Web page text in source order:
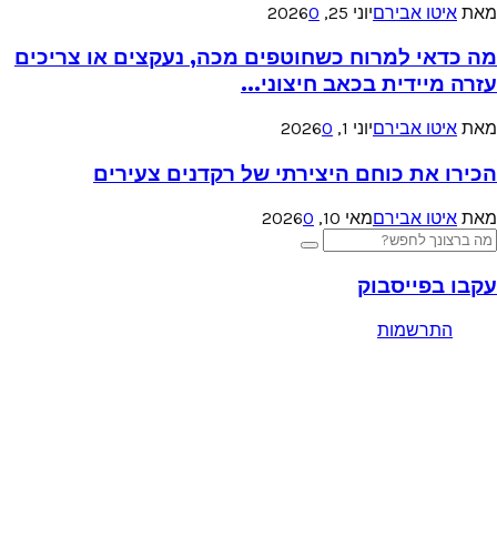
מאת איטו אבירםיוני 25, 2026 0
מה כדאי למרוח כשחוטפים מכה, נעקצים או צריכים
עזרה מיידית בכאב חיצוני...
מאת איטו אבירםיוני 1, 2026 0
הכירו את כוחם היצירתי של רקדנים צעירים
מאת איטו אבירםמאי 10, 2026
0
Search
for:
Search
עקבו בפייסבוק
התרשמות